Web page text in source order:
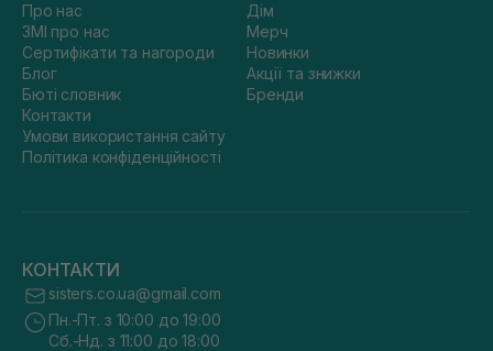
Про нас
ЗМІ про нас
Сертифікати та нагороди
Блог
Бюті словник
Контакти
Умови використання сайту
Політика конфіденційності
Дім
Мерч
Новинки
Акції та знижки
Бренди
КОНТАКТИ
sisters.co.ua@gmail.com
Пн.-Пт. з 10:00 до 19:00
Сб.-Нд. з 11:00 до 18:00